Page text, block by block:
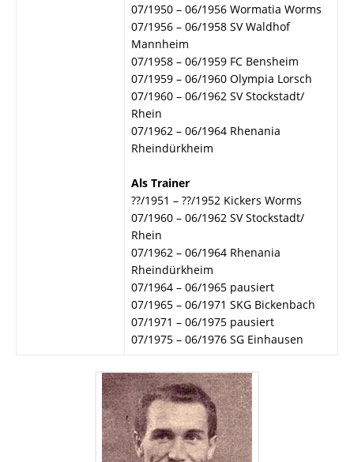
07/1950 – 06/1956 Wormatia Worms
07/1956 – 06/1958 SV Waldhof
Mannheim
07/1958 – 06/1959 FC Bensheim
07/1959 – 06/1960 Olympia Lorsch
07/1960 – 06/1962 SV Stockstadt/
Rhein
07/1962 – 06/1964 Rhenania
Rheindürkheim
Als Trainer
??/1951 – ??/1952 Kickers Worms
07/1960 – 06/1962 SV Stockstadt/
Rhein
07/1962 – 06/1964 Rhenania
Rheindürkheim
07/1964 – 06/1965 pausiert
07/1965 – 06/1971 SKG Bickenbach
07/1971 – 06/1975 pausiert
07/1975 – 06/1976 SG Einhausen